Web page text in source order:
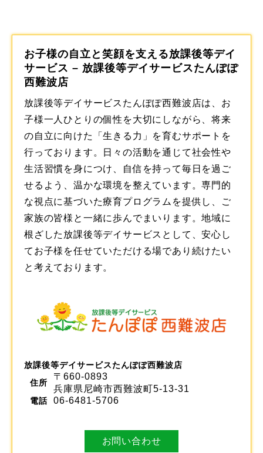
お子様の自立と笑顔を支える放課後等デイ
サービス – 放課後等デイサービスたんぽぽ
西難波店
放課後等デイサービスたんぽぽ西難波店は、お
子様一人ひとりの個性を大切にしながら、将来
の自立に向けた「生きる力」を育むサポートを
行っております。日々の活動を通じて社会性や
生活習慣を身につけ、自信を持って毎日を過ご
せるよう、温かな環境を整えています。専門的
な視点に基づいた療育プログラムを提供し、ご
家族の皆様と一緒に歩んでまいります。地域に
根ざした 放課後等デイサービス として、安心し
てお子様を任せていただける場であり続けたい
と考えております。
放課後等デイサービスたんぽぽ西難波店
住所
〒660-0893
兵庫県尼崎市西難波町5-13-31
電話 06-6481-5706
お問い合わせ